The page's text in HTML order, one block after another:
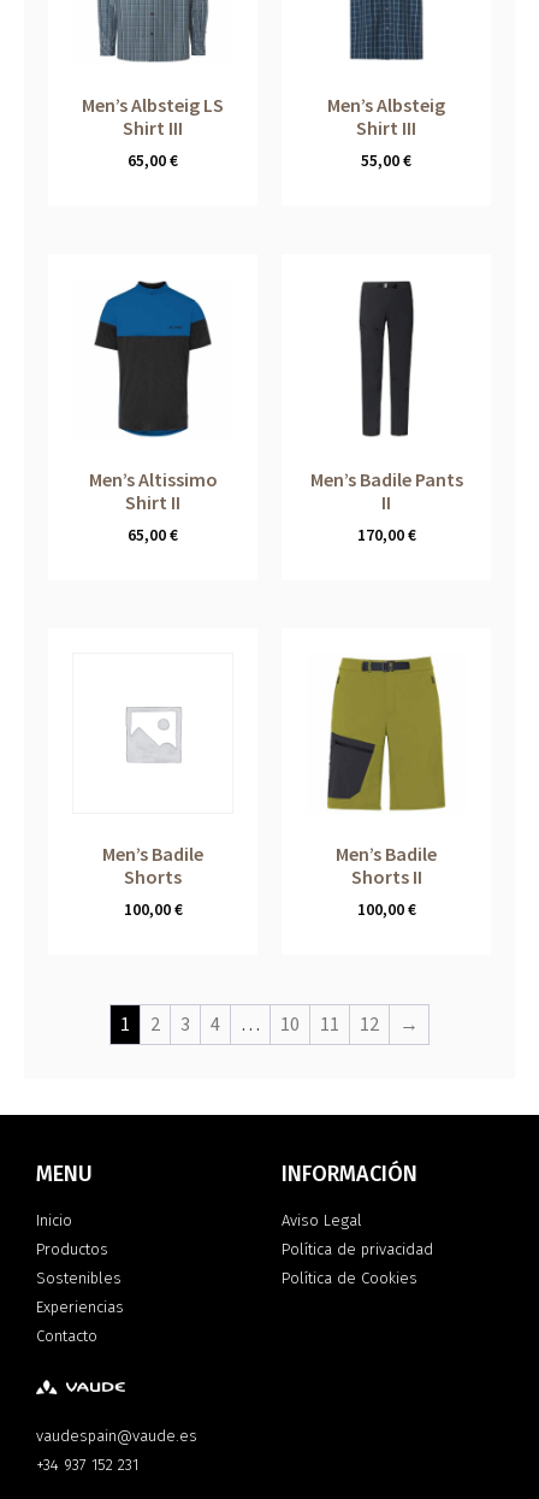
Men’s Albsteig LS
Shirt III
65,00€
Men’s Albsteig
Shirt III
55,00€
Men’s Altissimo
Shirt II
65,00€
Men’s Badile Pants
II
170,00€
Men’s Badile
Shorts
100,00€
Men’s Badile
Shorts II
100,00€
1 2 3 4 … 10 11 12 →
MENU
Inicio
Productos
Sostenibles
Experiencias
Contacto
INFORMACIÓN
Aviso Legal
Política de privacidad
Política de Cookies
vaudespain@vaude.es
+34 937 152 231